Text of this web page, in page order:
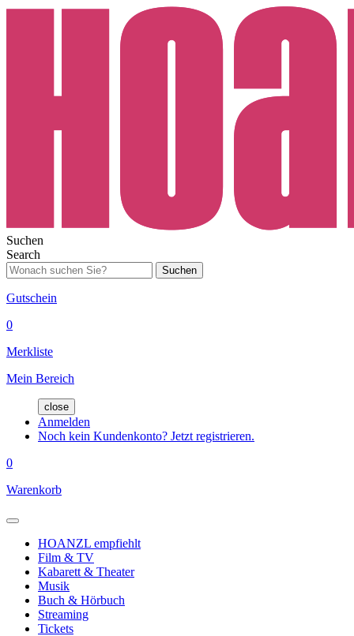
Suchen
Search
Suchen
Gutschein
0
Merkliste
Mein Bereich
close
Anmelden
Noch kein Kundenkonto? Jetzt registrieren.
0
Warenkorb
HOANZL empfiehlt
Film & TV
Kabarett & Theater
Musik
Buch & Hörbuch
Streaming
Tickets